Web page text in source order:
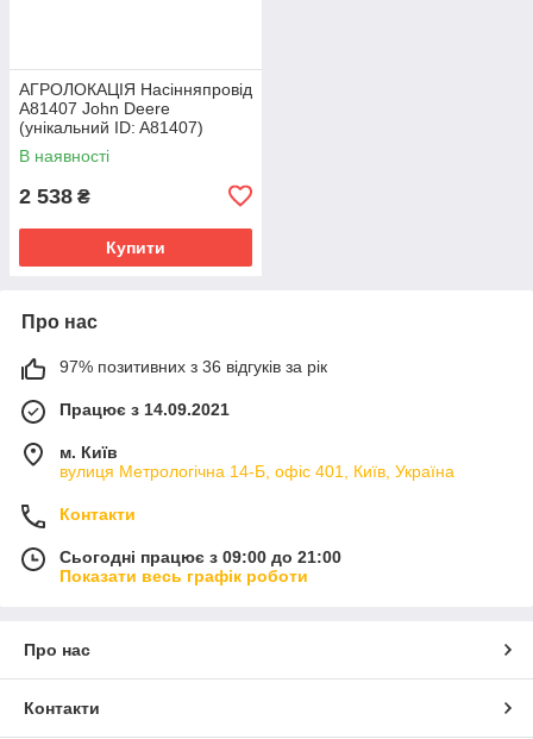
АГРОЛОКАЦІЯ Насінняпровід
A81407 John Deere
(унікальний ID: A81407)
В наявності
2 538 ₴
Купити
Про нас
97% позитивних з 36 відгуків за рік
Працює з 14.09.2021
м. Київ
вулиця Метрологічна 14-Б, офіс 401, Київ, Україна
Контакти
Сьогодні працює з 09:00 до 21:00
Показати весь графік роботи
Про нас
Контакти